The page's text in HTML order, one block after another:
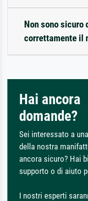
Non sono sicuro
correttamente il
Hai ancora
domande?
Sei interessato a
della nostra
ancora sicuro? Hai
supporto o di aiuto
I nostri esperti